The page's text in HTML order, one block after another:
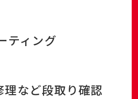
ティング
理など段取り確認